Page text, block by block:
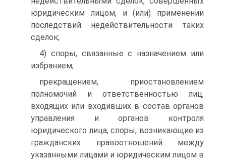
юридическим лицом, и (или) применении
последствий недействительности таких
сделок;
4) споры, связанные с назначением или
избранием,
прекращением, приостановлением
полномочий и ответственностью лиц,
входящих или входивших в состав органов
управления и органов контроля
юридического лица, споры, возникающие из
гражданских правоотношений между
указанными лицами и юридическим лицом в